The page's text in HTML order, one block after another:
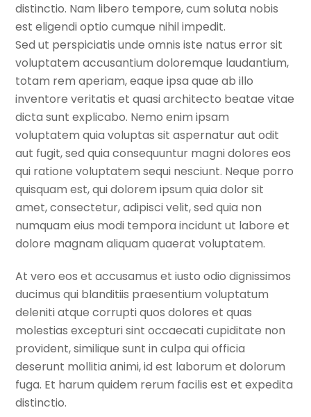
distinctio. Nam libero tempore, cum soluta nobis
est eligendi optio cumque nihil impedit.
Sed ut perspiciatis unde omnis iste natus error sit
voluptatem accusantium doloremque laudantium,
totam rem aperiam, eaque ipsa quae ab illo
inventore veritatis et quasi architecto beatae vitae
dicta sunt explicabo. Nemo enim ipsam
voluptatem quia voluptas sit aspernatur aut odit
aut fugit, sed quia consequuntur magni dolores eos
qui ratione voluptatem sequi nesciunt. Neque porro
quisquam est, qui dolorem ipsum quia dolor sit
amet, consectetur, adipisci velit, sed quia non
numquam eius modi tempora incidunt ut labore et
dolore magnam aliquam quaerat voluptatem.
At vero eos et accusamus et iusto odio dignissimos
ducimus qui blanditiis praesentium voluptatum
deleniti atque corrupti quos dolores et quas
molestias excepturi sint occaecati cupiditate non
provident, similique sunt in culpa qui officia
deserunt mollitia animi, id est laborum et dolorum
fuga. Et harum quidem rerum facilis est et expedita
distinctio.